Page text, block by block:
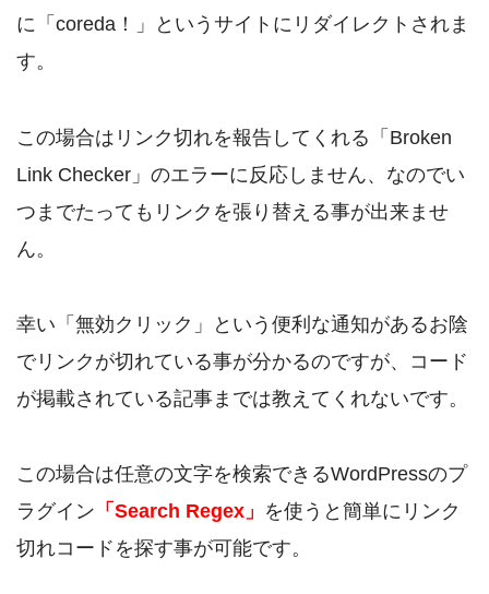
に「coreda！」というサイトにリダイレクトされま
す。
この場合はリンク切れを報告してくれる「Broken
Link Checker」のエラーに反応しません、なのでい
つまでたってもリンクを張り替える事が出来ませ
ん。
幸い「無効クリック」という便利な通知があるお陰
でリンクが切れている事が分かるのですが、コード
が掲載されている記事までは教えてくれないです。
この場合は任意の文字を検索できるWordPressのプ
ラグイン 「Search Regex」 を使うと簡単にリンク
切れコードを探す事が可能です。